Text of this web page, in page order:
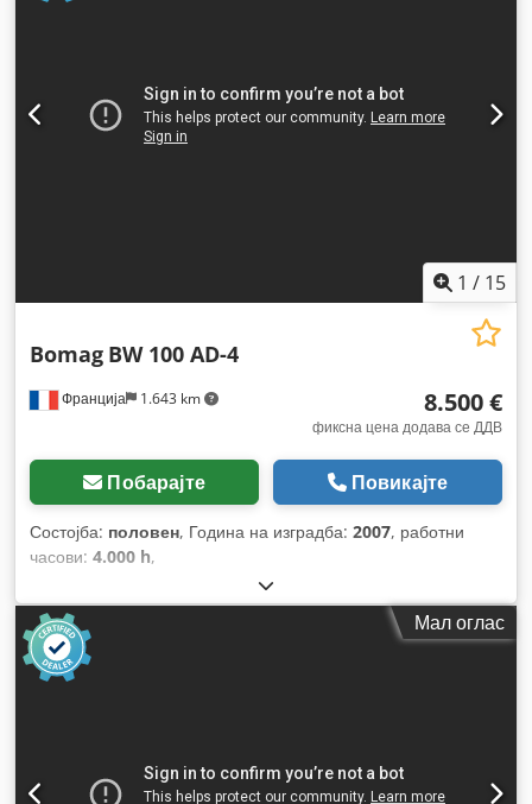
1 / 15
Франција 1.643 km
Bomag BW 100 AD-4
8.500 €
фиксна цена додава се ДДВ
Побарајте Повикајте
Состојба: половен, Година на изградба: 2007, работни
часови: 4.000 h,
Мал оглас